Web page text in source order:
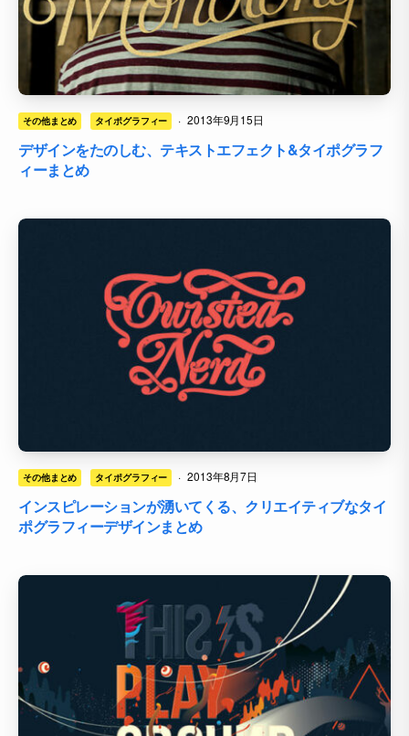
その他まとめ タイポグラフィー · 2013年9月15日
デザインをたのしむ、テキストエフェクト&タイポグラフ
ィーまとめ
その他まとめ タイポグラフィー · 2013年8月7日
インスピレーションが湧いてくる、クリエイティブなタイ
ポグラフィーデザインまとめ